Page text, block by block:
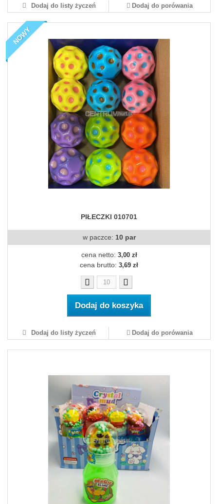
Dodaj do listy życzeń Dodaj do porówania
NOWY
PIŁECZKI 010701
w paczce: 10 par
cena netto: 3,00 zł
cena brutto: 3,69 zł
Dodaj do koszyka
Dodaj do listy życzeń Dodaj do porówania